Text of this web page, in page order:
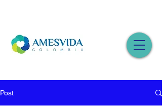
Post